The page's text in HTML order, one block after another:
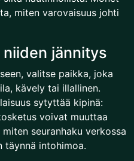
miten varovaisuus johti
jännitys
valitse paikka, joka
kävely tai illallinen.
sytyttää kipinä:
voivat muuttaa
seuranhaku verkossa
täynnä intohimoa.